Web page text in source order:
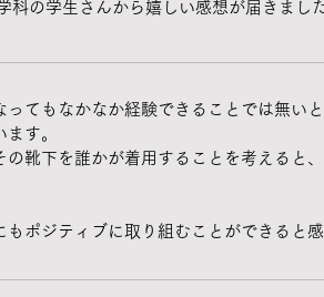
科の学生さんから嬉しい感想が届きまし
てもなかなか経験できることでは無い
す。
靴下を誰かが着用することを考えると
ポジティブに取り組むことができると